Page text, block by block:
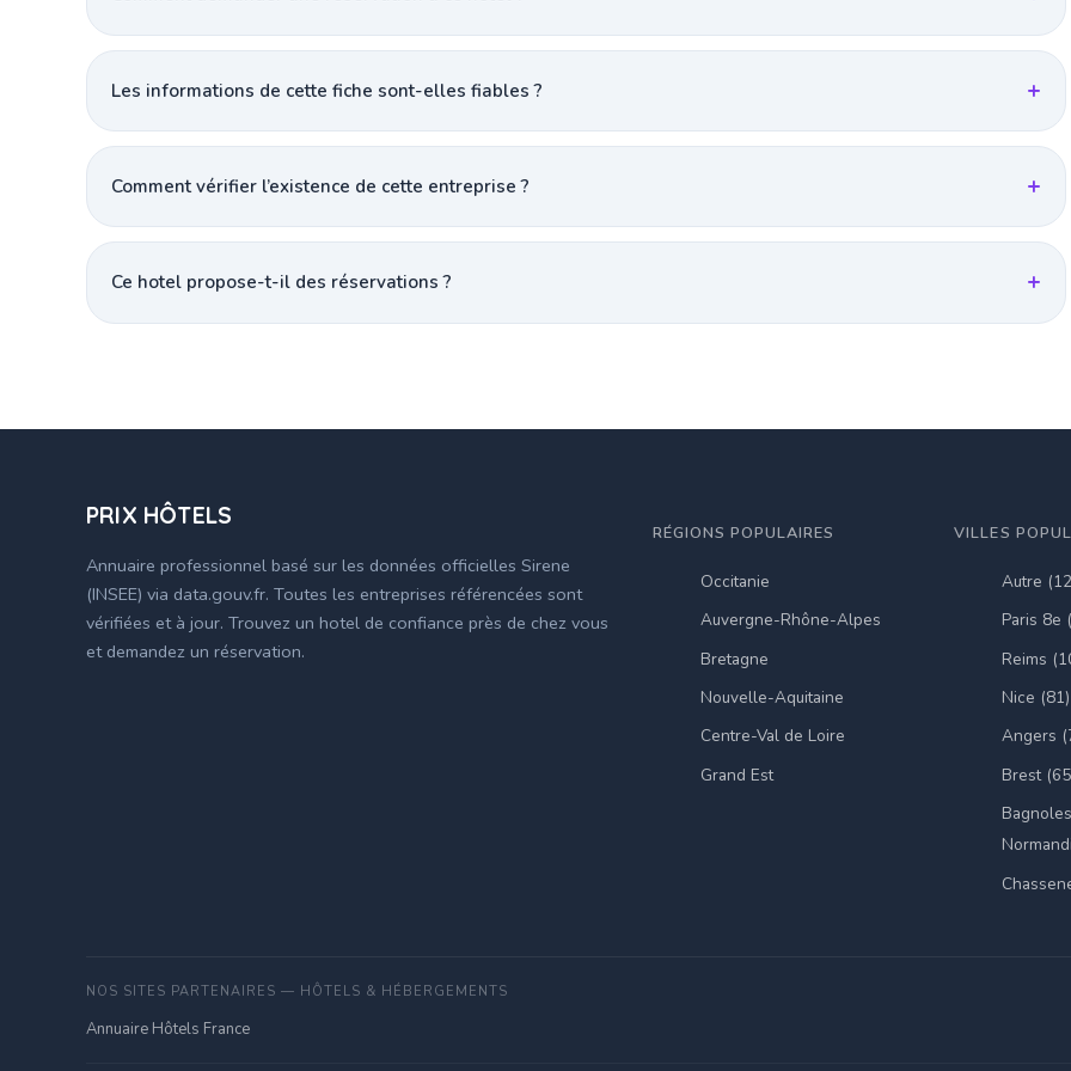
Les informations de cette fiche sont-elles fiables ?
Comment vérifier l’existence de cette entreprise ?
Ce hotel propose-t-il des réservations ?
PRIX HÔTELS
Annuaire professionnel basé sur les données officielles Sirene
(INSEE) via data.gouv.fr. Toutes les entreprises référencées sont
vérifiées et à jour. Trouvez un hotel de confiance près de chez vous
et demandez un réservation.
RÉGIONS POPULAIRES
Occitanie
Auvergne-Rhône-Alpes
Bretagne
Nouvelle-Aquitaine
Centre-Val de Loire
Grand Est
VILLES
Autre
Paris 8e
Reims
Nice (81)
Angers
Brest
NOS SITES PARTENAIRES — HÔTELS & HÉBERGEMENTS
Annuaire Hôtels France